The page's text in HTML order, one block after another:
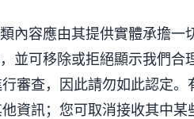
內容應由其提供實體承擔一
並可移除或拒絕顯示我們合
審查，因此請勿如此認定。
資訊；您可取消接收其中某